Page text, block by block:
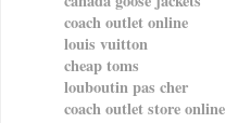
coach outlet online
louis vuitton
cheap toms
louboutin pas cher
coach outlet store online